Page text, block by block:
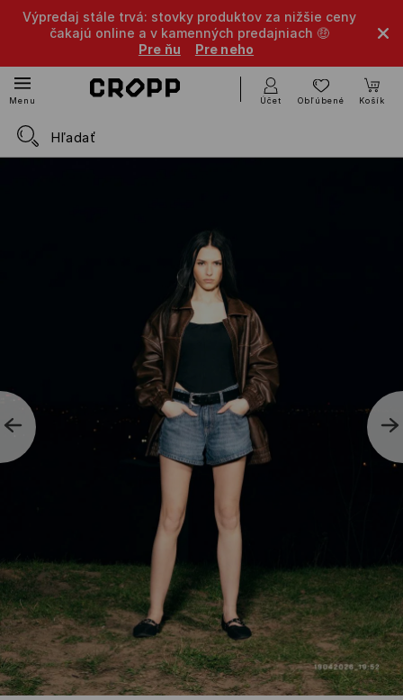
Výpredaj stále trvá: stovky produktov za nižšie ceny
čakajú online a v kamenných predajniach 🤑
Pre ňu
Pre neho
Menu Účet Obľúbené Košík